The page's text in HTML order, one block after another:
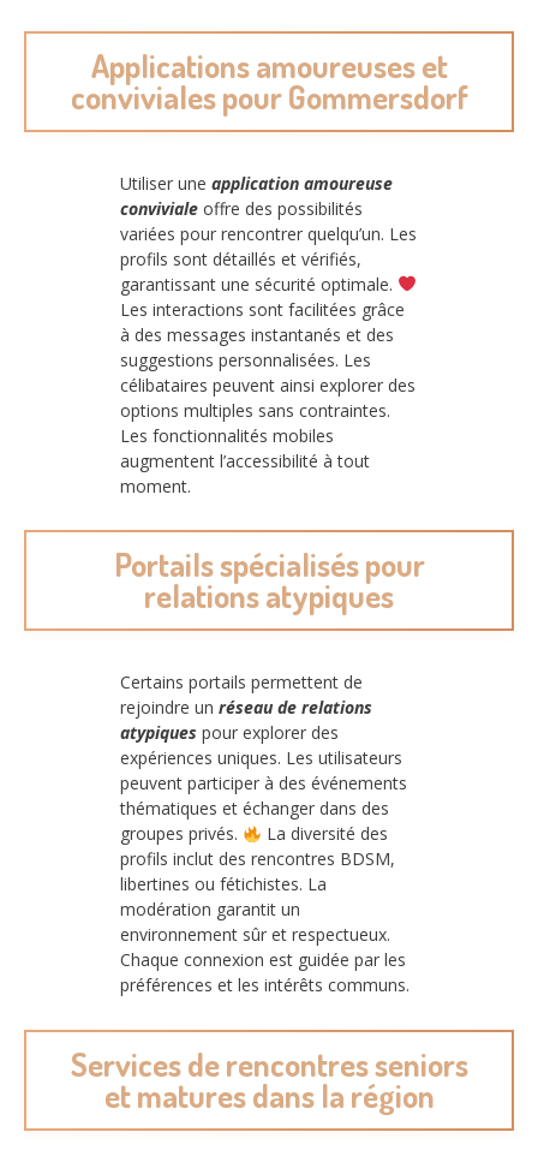
Applications amoureuses et
conviviales pour Gommersdorf
Utiliser une application amoureuse
conviviale offre des possibilités
variées pour rencontrer quelqu’un. Les
profils sont détaillés et vérifiés,
garantissant une sécurité optimale.
Les interactions sont facilitées grâce
à des messages instantanés et des
suggestions personnalisées. Les
célibataires peuvent ainsi explorer des
options multiples sans contraintes.
Les fonctionnalités mobiles
augmentent l’accessibilité à tout
moment.
Portails spécialisés pour
relations atypiques
Certains portails permettent de
rejoindre un réseau de relations
atypiques pour explorer des
expériences uniques. Les utilisateurs
peuvent participer à des événements
thématiques et échanger dans des
groupes privés.
La diversité des
profils inclut des rencontres BDSM,
libertines ou fétichistes. La
modération garantit un
environnement sûr et respectueux.
Chaque connexion est guidée par les
préférences et les intérêts communs.
Services de rencontres seniors
et matures dans la région